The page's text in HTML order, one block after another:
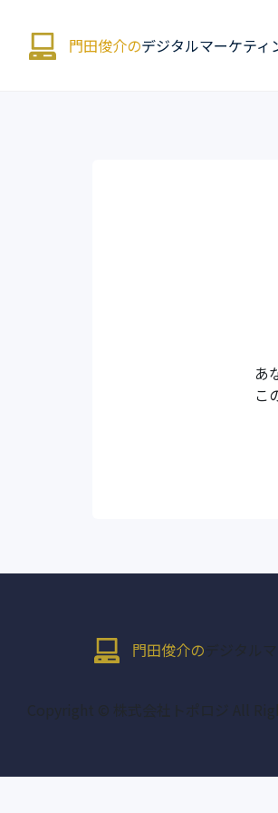
門田俊介のデジタルマーケティ
あ
こ
門田俊介の デジタル
Copyright © 株式会社トポロジ All